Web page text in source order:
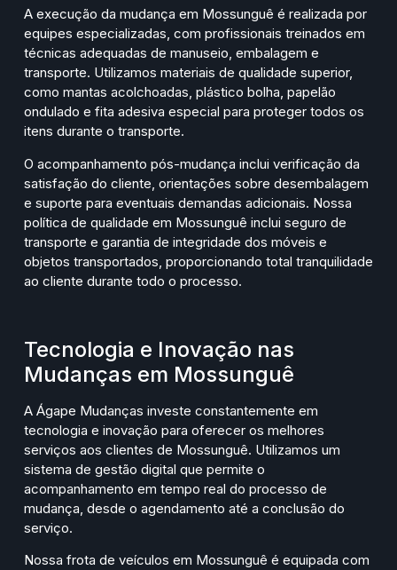
A execução da mudança em Mossunguê é realizada por
equipes especializadas, com profissionais treinados em
técnicas adequadas de manuseio, embalagem e
transporte. Utilizamos materiais de qualidade superior,
como mantas acolchoadas, plástico bolha, papelão
ondulado e fita adesiva especial para proteger todos os
itens durante o transporte.
O acompanhamento pós-mudança inclui verificação da
satisfação do cliente, orientações sobre desembalagem
e suporte para eventuais demandas adicionais. Nossa
política de qualidade em Mossunguê inclui seguro de
transporte e garantia de integridade dos móveis e
objetos transportados, proporcionando total tranquilidade
ao cliente durante todo o processo.
Tecnologia e Inovação nas
Mudanças em Mossunguê
A Ágape Mudanças investe constantemente em
tecnologia e inovação para oferecer os melhores
serviços aos clientes de Mossunguê. Utilizamos um
sistema de gestão digital que permite o
acompanhamento em tempo real do processo de
mudança, desde o agendamento até a conclusão do
serviço.
Nossa frota de veículos em Mossunguê é equipada com